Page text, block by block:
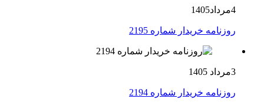
4مرداد1405
روزنامه خریدار شماره 2195
3مرداد 1405
روزنامه خریدار شماره 2194